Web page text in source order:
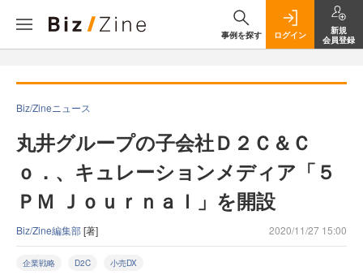
事例を探す ログイン
新規
会員登録
Biz/Zineニュース
丸井グループの子会社Ｄ２Ｃ＆Ｃ
ｏ．、キュレーションメディア「５
ＰＭ Ｊｏｕｒｎａｌ」を開設
Biz/Zine編集部[著] 2020/11/27 15:00
企業戦略 D2C 小売DX